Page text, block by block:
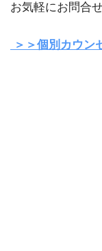
お気軽にお問合
＞＞個別カウン